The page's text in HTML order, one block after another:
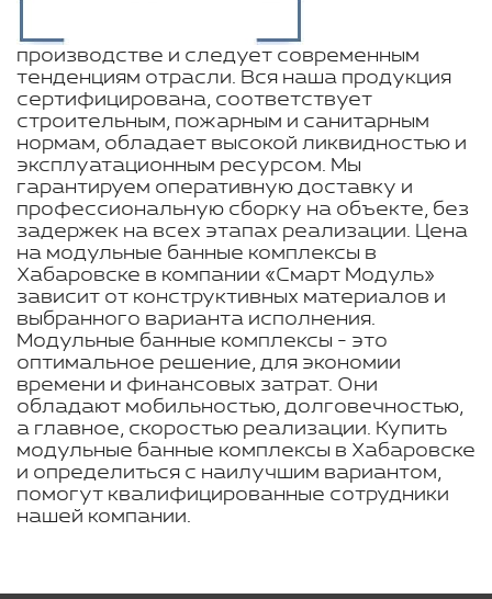
производстве и следует современным
тенденциям отрасли. Вся наша продукция
сертифицирована, соответствует
строительным, пожарным и санитарным
нормам, обладает высокой ликвидностью и
эксплуатационным ресурсом. Мы
гарантируем оперативную доставку и
профессиональную сборку на объекте, без
задержек на всех этапах реализации. Цена
на модульные банные комплексы в
Хабаровске в компании «Смарт Модуль»
зависит от конструктивных материалов и
выбранного варианта исполнения.
Модульные банные комплексы - это
оптимальное решение, для экономии
времени и финансовых затрат. Они
обладают мобильностью, долговечностью,
а главное, скоростью реализации. Купить
модульные банные комплексы в Хабаровске
и определиться с наилучшим вариантом,
помогут квалифицированные сотрудники
нашей компании.